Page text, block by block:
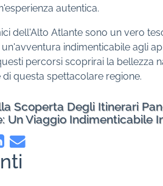
autentica.
dell'Alto Atlante sono un vero
indimenticabile agli
percorsi scoprirai la bellezza
questa spettacolare regione.
Scoperta Degli Itinerari
Un Viaggio Indimenticabile